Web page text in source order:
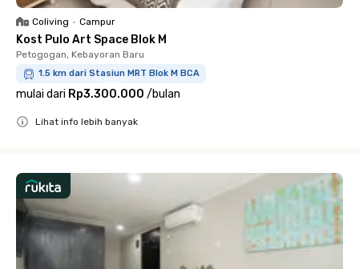
Coliving • Campur
Kost Pulo Art Space Blok M
Petogogan, Kebayoran Baru
1.5 km dari Stasiun MRT Blok M BCA
mulai dari Rp3.300.000 /bulan
Lihat info lebih banyak